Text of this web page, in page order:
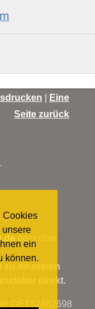
Cookies
unsere
ein
können.
Eine
Seite zurück
oder über
zu einzelnen
direkt.
DE132462698